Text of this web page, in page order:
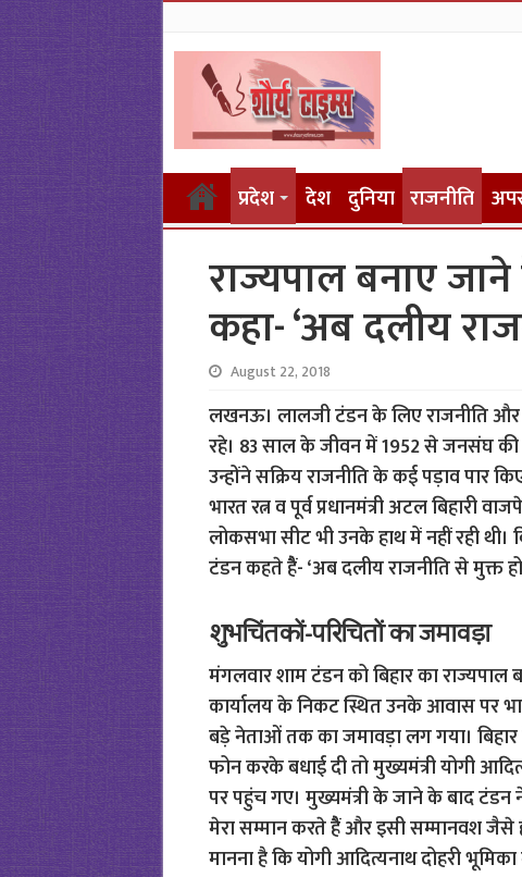
प्रदेश देश दुनिया राजनीति
राज्यपाल बनाए
कहा- ‘अब दलीय
August 22, 2018
लखनऊ। लालजी टंडन के लिए राजनीति और
रहे। 83 साल के जीवन में 1952 से जनसंघ
उन्होंने सक्रिय राजनीति के कई पड़ाव पार
भारत रत्न व पूर्व प्रधानमंत्री अटल बिहारी
लोकसभा सीट भी उनके हाथ में नहीं रही
टंडन कहते हैैं- ‘अब दलीय राजनीति से मुक्त
शुभचिंतकों-परिचितों का जमावड़ा
मंगलवार शाम टंडन को बिहार का
कार्यालय के निकट स्थित उनके आवास पर
बड़े नेताओं तक का जमावड़ा लग गया।
फोन करके बधाई दी तो मुख्यमंत्री योगी
पर पहुंच गए। मुख्यमंत्री के जाने के बाद टंडन
मेरा सम्मान करते हैैं और इसी सम्मानवश
मानना है कि योगी आदित्यनाथ दोहरी